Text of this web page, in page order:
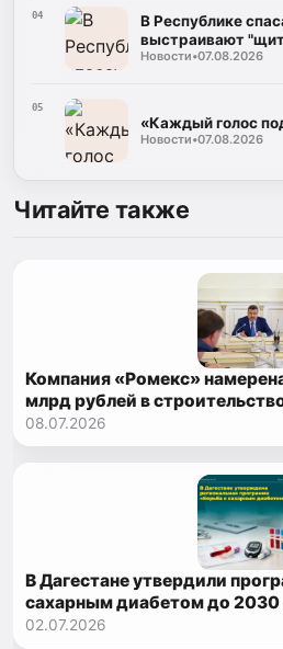
04
В Республике
выстраивают
Новости•07.08.2026
05
«Каждый голос
Новости•07.08.2026
Читайте также
Компания «Ромекс»
млрд рублей в
парка в Дагестане
08.07.2026
В Дагестане утвердили
сахарным диабетом до 2030
02.07.2026